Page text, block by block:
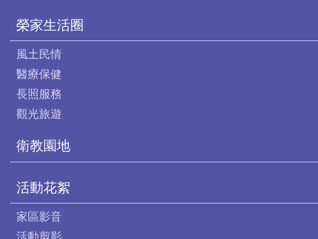
榮家生活圈
風土民情
醫療保健
長照服務
觀光旅遊
衛教園地
活動花絮
家區影音